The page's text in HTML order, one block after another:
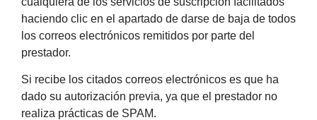
haciendo clic en el apartado de darse de baja de todos
los correos electrónicos remitidos por parte del
prestador.
Si recibe los citados correos electrónicos es que ha
dado su autorización previa, ya que el prestador no
realiza prácticas de SPAM.